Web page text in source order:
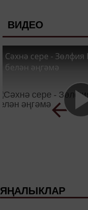
ВИДЕО
Сәхнә сере -
белән әңгәмә
ЯҢАЛЫКЛАР